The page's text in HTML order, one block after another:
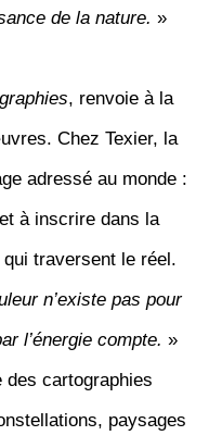
de la nature. »
, renvoie à la
Chez Texier, la
adressé au monde :
à inscrire dans la
traversent le réel.
n’existe pas pour
l’énergie compte. »
des cartographies
paysages